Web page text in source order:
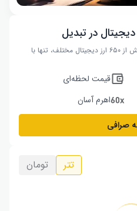
در تبدیل
فرصت کسب سود از خرید و فروش بیش از ۶۵۰ ارز دیجیتال مختلف، تنها با
قیمت لحظه‌ای
اهرم آسان
صرافی
تتر تومان